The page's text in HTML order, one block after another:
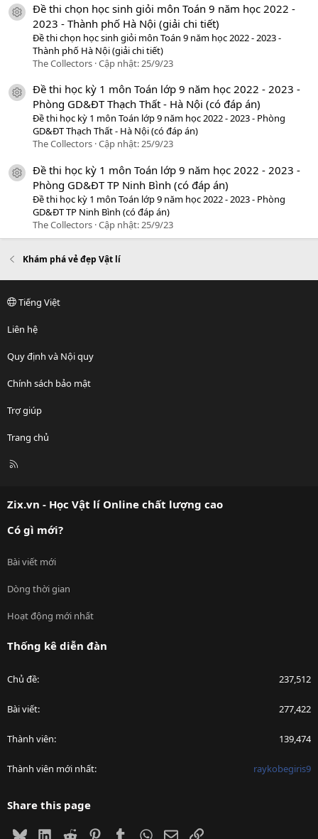
icon tài liệu
Đề thi chọn học sinh giỏi môn Toán 9 năm học 2022 -
2023 - Thành phố Hà Nội (giải chi tiết)
Đề thi chọn học sinh giỏi môn Toán 9 năm học 2022 - 2023 -
Thành phố Hà Nội (giải chi tiết)
The Collectors Cập nhật:25/9/23
icon tài liệu
Đề thi học kỳ 1 môn Toán lớp 9 năm học 2022 - 2023 -
Phòng GD&ĐT Thạch Thất - Hà Nội (có đáp án)
Đề thi học kỳ 1 môn Toán lớp 9 năm học 2022 - 2023 - Phòng
GD&ĐT Thạch Thất - Hà Nội (có đáp án)
The Collectors Cập nhật:25/9/23
icon tài liệu
Đề thi học kỳ 1 môn Toán lớp 9 năm học 2022 - 2023 -
Phòng GD&ĐT TP Ninh Bình (có đáp án)
Đề thi học kỳ 1 môn Toán lớp 9 năm học 2022 - 2023 - Phòng
GD&ĐT TP Ninh Bình (có đáp án)
The Collectors Cập nhật: 25/9/23
Khám phá vẻ đẹp Vật lí
Tiếng Việt
Liên hệ
Quy định và Nội quy
Chính sách bảo mật
Trợ giúp
Trang chủ
R
Zix.vn - Học Vật lí Online chất lượng cao
Có gì mới?
Bài viết mới
Dòng thời gian
Hoạt động mới nhất
Thống kê diễn đàn
Chủ đề 237,512
Bài viết 277,422
Thành viên 139,474
Thành viên mới nhất raykobegiris9
Share this page
BlueskyLinkedIn
Reddit PinterestTumblrWhatsApp
EmailLink